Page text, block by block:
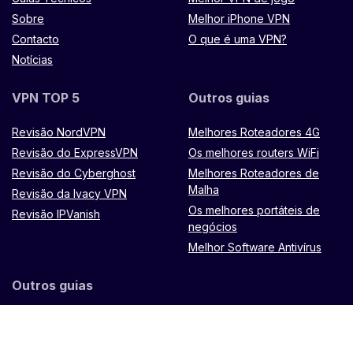
Sobre
Contacto
Notícias
Melhor iPhone VPN
O que é uma VPN?
VPN TOP 5
Revisão NordVPN
Revisão do ExpressVPN
Revisão do Cyberghost
Revisão da Ivacy VPN
Revisão IPVanish
Outros guias
Melhores Roteadores 4G
Os melhores routers WiFi
Melhores Roteadores de
Malha
Os melhores portáteis de
negócios
Melhor Software Antivírus
Outros guias